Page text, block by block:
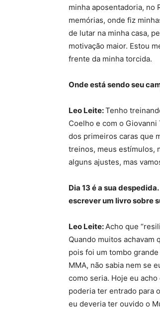
minha aposentadoria, no
memórias, onde fiz
de lutar na minha casa,
motivação maior. Estou
frente da minha torcida.
Onde está sendo seu
Leo Leite:Tenho
Coelho e com o
dos primeiros caras que
treinos, meus estímulos,
alguns ajustes, mas
Dia 13 é a sua
escrever um livro sobre
Leo Leite: Acho que
Quando muitos achavam
pois foi um tombo
MMA, não sabia nem se
como seria. Hoje eu
poderia ter entrado para
eu deveria ter ouvido o